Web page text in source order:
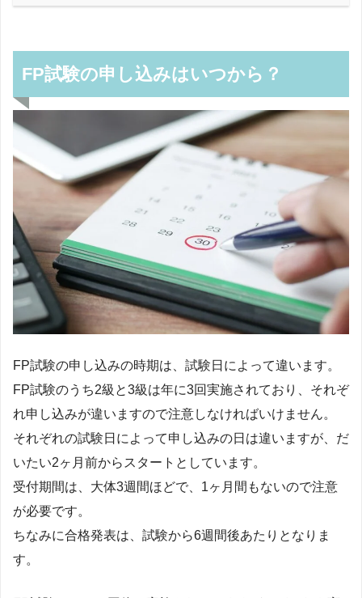
FP試験の申し込みはいつから？
FP試験の申し込みの時期は、試験日によって違います。
FP試験のうち2級と3級は年に3回実施されており、それぞ
れ申し込みが違いますので注意しなければいけません。
それぞれの試験日によって申し込みの日は違いますが、だ
いたい2ヶ月前からスタートとしています。
受付期間は、大体3週間ほどで、1ヶ月間もないので注意
が必要です。
ちなみに合格発表は、試験から6週間後あたりとなりま
す。